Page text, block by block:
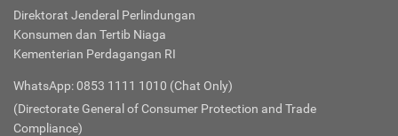
Direktorat Jenderal Perlindungan
Konsumen dan Tertib Niaga
Kementerian Perdagangan RI
WhatsApp: 0853 1111 1010 (Chat Only)
(Directorate General of Consumer Protection and Trade
Compliance)